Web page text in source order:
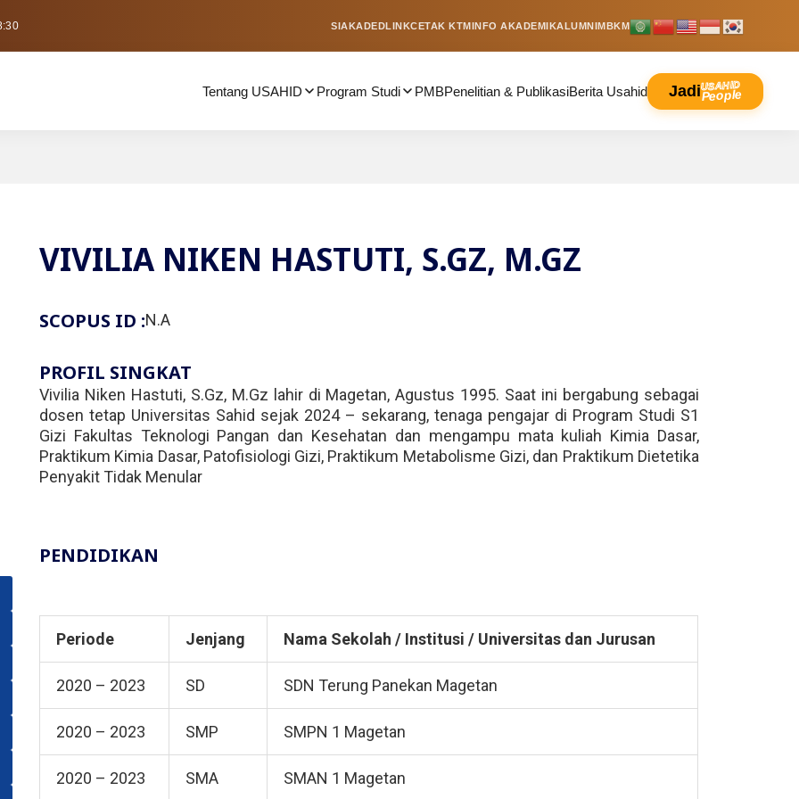
SIAKADEDLINKCETAK KTMINFO AKADEMIKALUMNIMBKM
Tentang USAHID Program Studi PMBPenelitian & PublikasiBerita Usahid JadiUSAHID
People
EDLINK
USAHID
People
VIVILIA NIKEN HASTUTI, S.GZ, M.GZ
SCOPUS ID :N.A
PROFIL SINGKAT
Vivilia Niken Hastuti, S.Gz, M.Gz lahir di Magetan, Agustus 1995. Saat ini bergabung sebagai
dosen tetap Universitas Sahid sejak 2024 – sekarang, tenaga pengajar di Program Studi S1
Gizi Fakultas Teknologi Pangan dan Kesehatan dan mengampu mata kuliah Kimia Dasar,
Praktikum Kimia Dasar, Patofisiologi Gizi, Praktikum Metabolisme Gizi, dan Praktikum Dietetika
Penyakit Tidak Menular
PENDIDIKAN
Periode Jenjang Nama Sekolah / Institusi / Universitas dan Jurusan
2020 – 2023 SD SDN Terung Panekan Magetan
2020 – 2023 SMP SMPN 1 Magetan
2020 – 2023 SMA SMAN 1 Magetan